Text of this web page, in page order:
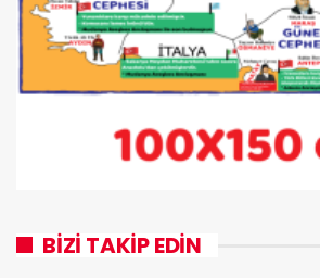
BİZİ TAKİP EDİN